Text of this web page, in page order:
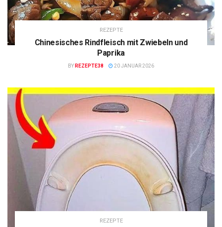
REZEPTE
Chinesisches Rindfleisch mit Zwiebeln und
Paprika
BY REZEPTE38 20 JANUAR 2026
REZEPTE